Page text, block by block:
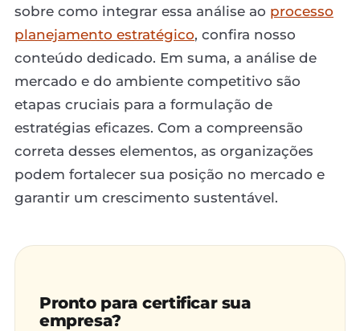
sobre como integrar essa análise ao processo
planejamento estratégico, confira nosso
conteúdo dedicado. Em suma, a análise de
mercado e do ambiente competitivo são
etapas cruciais para a formulação de
estratégias eficazes. Com a compreensão
correta desses elementos, as organizações
podem fortalecer sua posição no mercado e
garantir um crescimento sustentável.
Pronto para certificar sua
empresa?